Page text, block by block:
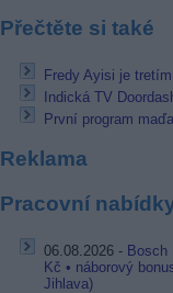
Přečtěte si také
Fredy Ayisi je
Indická TV
První program
Reklama
Pracovní
06.08.2026 - Bosch
Kč • náborový
Jihlava)